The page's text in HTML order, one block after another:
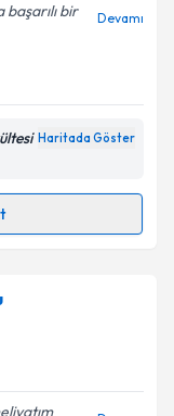
belirtilen
bir
Devamı
Haritada Göster
takvimi
almanız
ile